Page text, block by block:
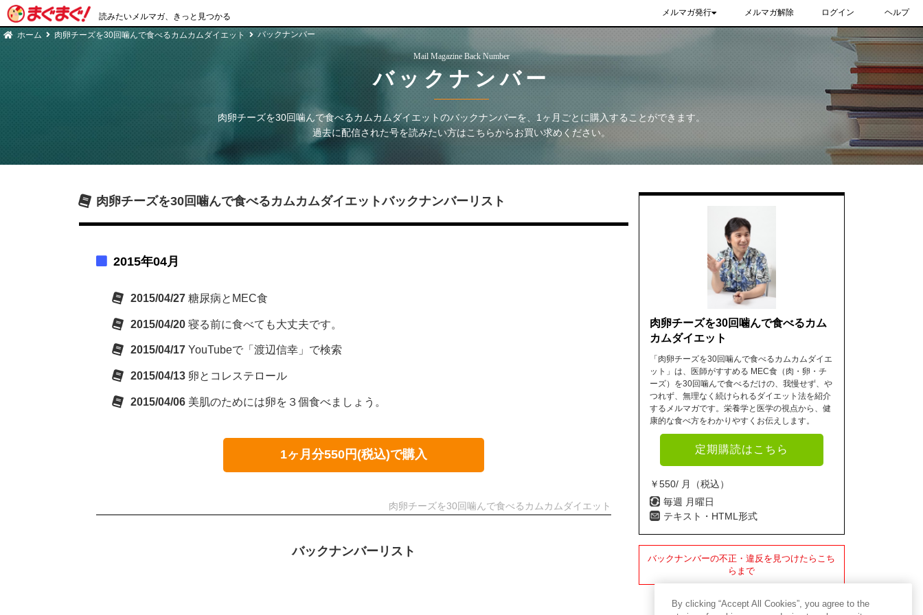
読みたいメルマガ、きっと見つかる メルマガ発行 メルマガ解除 ログイン ヘルプ
ホーム 肉卵チーズを30回噛んで食べるカムカムダイエット バックナンバー
Mail Magazine Back Number
バックナンバー
肉卵チーズを30回噛んで食べるカムカムダイエットのバックナンバーを、1ヶ月ごとに購入することができます。
過去に配信された号を読みたい方はこちらからお買い求めください。
肉卵チーズを30回噛んで食べるカムカムダイエットバックナンバーリスト
2015年04月
2015/04/27 糖尿病とMEC食
2015/04/20 寝る前に食べても大丈夫です。
2015/04/17 YouTubeで「渡辺信幸」で検索
2015/04/13 卵とコレステロール
2015/04/06 美肌のためには卵を３個食べましょう。
1ヶ月分550円(税込)で購入
肉卵チーズを30回噛んで食べるカムカムダイエット
バックナンバーリスト
肉卵チーズを30回噛んで食べるカム
カムダイエット
「肉卵チーズを30回噛んで食べるカムカムダイエ
ット」は、医師がすすめる MEC食（肉・卵・チ
ーズ）を30回噛んで食べるだけの、我慢せず、や
つれず、無理なく続けられるダイエット法を紹介
するメルマガです。栄養学と医学の視点から、健
康的な食べ方をわかりやすくお伝えします。
定期購読はこちら
￥550/ 月（税込）
毎週 月曜日
テキスト・HTML形式
バックナンバーの不正・違反を見つけたらこち
らまで
By clicking “Accept All Cookies”, you agree to the